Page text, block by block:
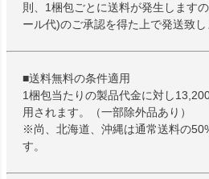
則、1梱包ごとに送料が発生します
ール代)のご承認を得た上で発送致し
■送料無料の条件適用
1梱包当たりの製品代金に対し
用されます。（一部除外品あり）
※尚、北海道、沖縄は通常送料の
す。